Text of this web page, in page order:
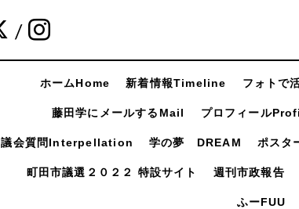
/
ホームHome 新着情報Timeline フォトで
藤田学にメールするMail プロフィール
議会質問Interpellation 学の夢 DREAM ポスタ
町田市議選２０２２ 特設サイト 週刊市政報告
ふーFUU